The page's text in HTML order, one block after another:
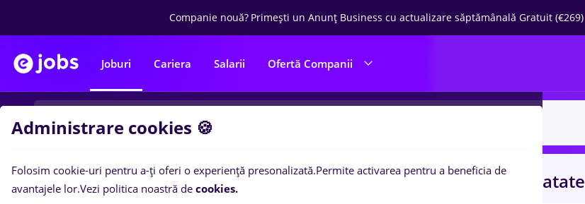
Companie nouă? Primești un Anunț Business cu actualizare săptămânală Gratuit (€269)
Joburi Cariera Salarii Ofertă Companii
Filtre 0locuri de muncaremaxinStrainatate
Administrare cookies 🍪
Folosim cookie-uri pentru a-ți oferi o experiență presonalizată.Permite activarea pentru a beneficia de
avantajele lor.Vezi politica noastră de cookies.